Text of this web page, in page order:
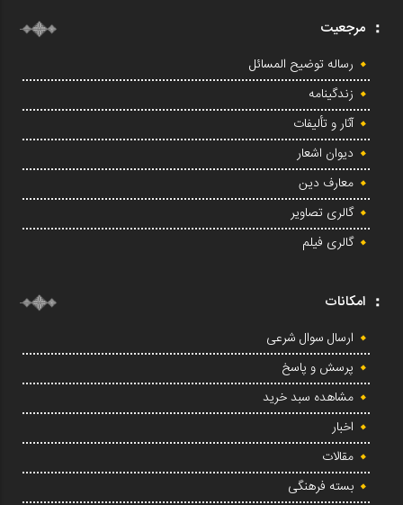
مرجعیت
رساله توضیح المسائل
زندگینامه
آثار و تألیفات
دیوان اشعار
معارف دین
گالری تصاویر
گالری فیلم
امکانات
ارسال سوال شرعی
پرسش و پاسخ
مشاهده سبد خرید
اخبار
مقالات
بسته فرهنگی